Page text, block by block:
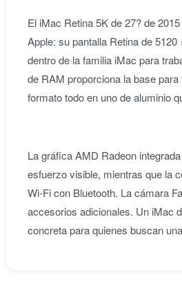
El iMac Retina 5K de 27? de
Apple: su pantalla Retina de
dentro de la familia iMac para
de RAM proporciona la base
formato todo en uno de aluminio
La gráfica AMD Radeon
esfuerzo visible, mientras que la
Wi-Fi con Bluetooth. La cámara
accesorios adicionales. Un iMac
concreta para quienes buscan